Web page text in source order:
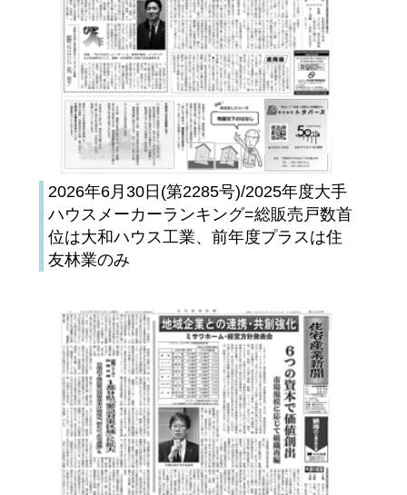
2026年6月30日(第2285号)/2025年度大手
ハウスメーカーランキング=総販売戸数首
位は大和ハウス工業、前年度プラスは住
友林業のみ